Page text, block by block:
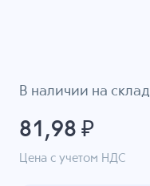
В наличии на
81,98 ₽
Цена с учетом НДС